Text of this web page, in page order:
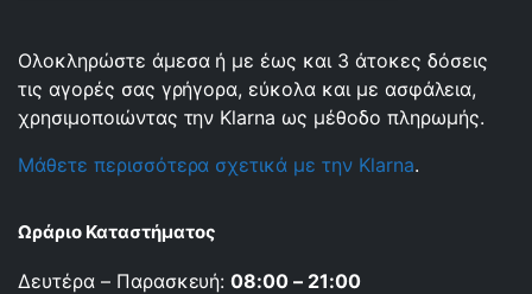
Ολοκληρώστε άμεσα ή με έως και 3 άτοκες δόσεις
τις αγορές σας γρήγορα, εύκολα και με ασφάλεια,
χρησιμοποιώντας την Klarna ως μέθοδο πληρωμής.
Μάθετε περισσότερα σχετικά με την Klarna.
Ωράριο Καταστήματος
Δευτέρα – Παρασκευή:08:00 – 21:00